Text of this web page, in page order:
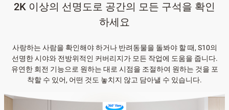
2K 이상의 선명도로 공간의 모든 구석을 확인
하세요
사랑하는 사람을 확인해야 하거나 반려동물을 돌봐야 할 때, S10의
선명한 시야와 전방위적인 커버리지가 모든 작업에 도움을 줍니다.
유연한 회전 기능으로 원하는 대로 시점을 조절하여 원하는 것을 포
착할 수 있어, 어떤 것도 놓치지 않고 담아낼 수 있습니다.